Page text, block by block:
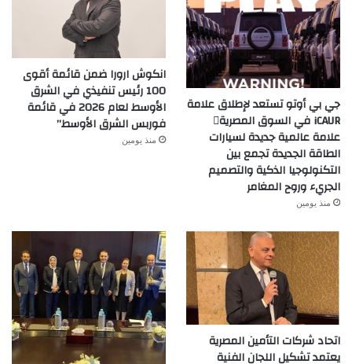
جي بي أوتو تستعد لإطلاق علامة
iCAUR في السوق المصرية
علامة عالمية جديدة لسيارات
الطاقة الجديدة تجمع بين
التكنولوجيا الذكية والتصميم
الجريء وروح المغامر
منذ يومين
انكوش ارورا ضمن قائمة أقوى
100 رئيس تنفيذي في الشرق
الأوسط لعام 2026 في قائمة
فوربس الشرق الأوسط”
منذ يومين
اتحاد شركات التأمين المصرية
يعتمد تشكيل اللجان الفنية